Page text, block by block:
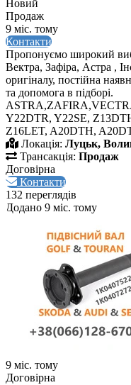
Новий
Продаж
9 міс. тому
Контакти
Пропонуємо широкий
Вектра, Зафіра, Астра ,
оригіналу, постійна
та допомога в підборі.
Y22DTR, Y22SE,
Z16LET, A20DTH,
Локація: Луцьк,
Трансакція: Продаж
Договірна
Контакти
132 переглядів
Додано 9 міс. тому
9 міс. тому
Договірна